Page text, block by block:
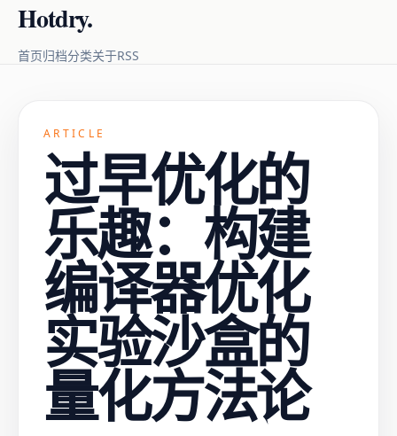
Hotdry.
首页归档分类关于RSS
ARTICLE
过早优化的
乐趣：构建
编译器优化
实验沙盒的
量化方法论